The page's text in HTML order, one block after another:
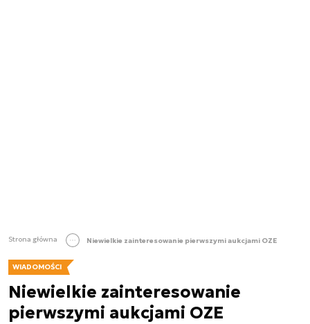
Strona główna Niewielkie zainteresowanie pierwszymi aukcjami OZE
WIADOMOŚCI
Niewielkie zainteresowanie
pierwszymi aukcjami OZE